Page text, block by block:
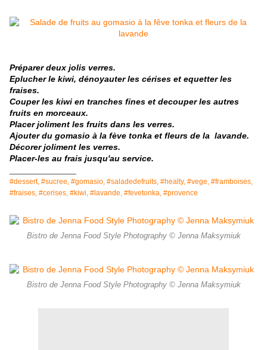
Préparer deux jolis verres.
Eplucher le kiwi, dénoyauter les cérises et equetter les
fraises.
Couper les kiwi en tranches fines et decouper les autres
fruits en morceaux.
Placer joliment les fruits dans les verres.
Ajouter du gomasio à la fève tonka et fleurs de la lavande.
Décorer joliment les verres.
Placer-les au frais jusqu'au service.
#dessert, #sucree, #gomasio, #saladedefruits, #healty, #vege, #framboises,
#fraises, #cerises, #kiwi, #lavande, #fevetonka, #provence
Bistro de Jenna Food Style Photography © Jenna Maksymiuk
Bistro de Jenna Food Style Photography © Jenna Maksymiuk